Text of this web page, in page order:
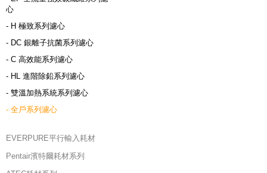
心
- H 極致系列濾心
- DC 銀離子抗菌系列濾心
- C 高效能系列濾心
- HL 進階除鉛系列濾心
- 雙溫加熱系統系列濾心
- 全戶系列濾心
EVERPURE平行輸入耗材
Pentair濱特爾耗材系列